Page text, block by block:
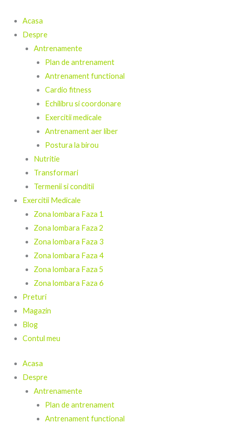
content
Acasa
Despre
Antrenamente
Plan de antrenament
Antrenament functional
Cardio fitness
Echilibru si coordonare
Exercitii medicale
Antrenament aer liber
Postura la birou
Nutritie
Transformari
Termenii si conditii
Exercitii Medicale
Zona lombara Faza 1
Zona lombara Faza 2
Zona lombara Faza 3
Zona lombara Faza 4
Zona lombara Faza 5
Zona lombara Faza 6
Preturi
Magazin
Blog
Contul meu
Acasa
Despre
Antrenamente
Plan de antrenament
Antrenament functional